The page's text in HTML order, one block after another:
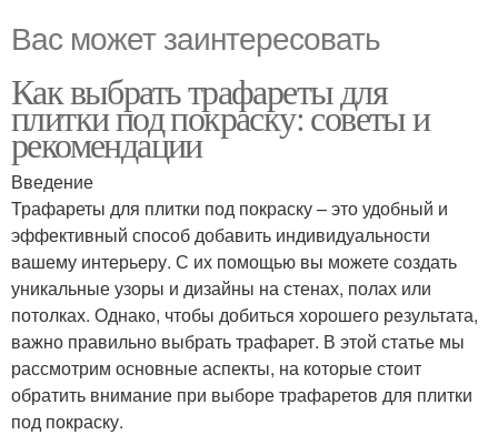
Вас может заинтересовать
Как выбрать трафареты для
плитки под покраску: советы и
рекомендации
Введение
Трафареты для плитки под покраску – это удобный и
эффективный способ добавить индивидуальности
вашему интерьеру. С их помощью вы можете создать
уникальные узоры и дизайны на стенах, полах или
потолках. Однако, чтобы добиться хорошего результата,
важно правильно выбрать трафарет. В этой статье мы
рассмотрим основные аспекты, на которые стоит
обратить внимание при выборе трафаретов для плитки
под покраску.